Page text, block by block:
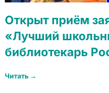
Открыт приём
«Лучший
библиотекарь
Читать →